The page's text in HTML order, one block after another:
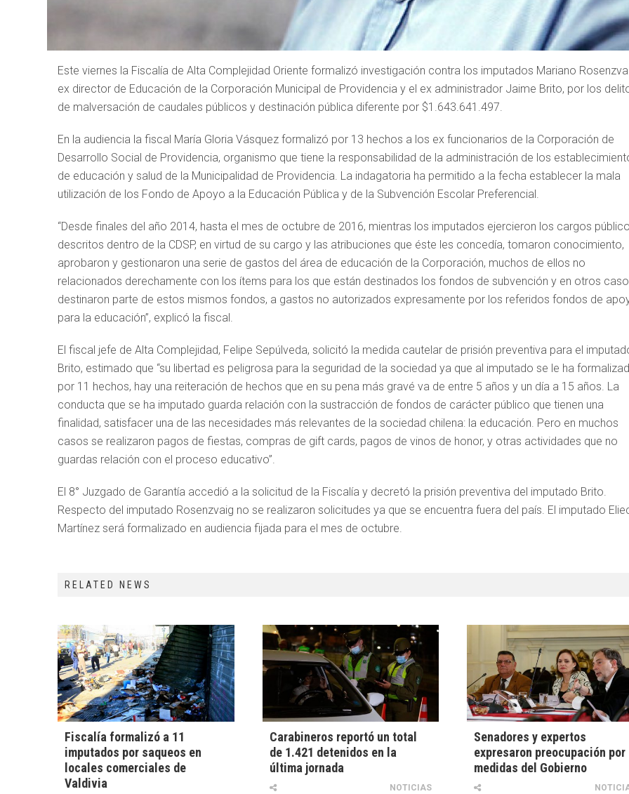
Este viernes la Fiscalía de Alta Complejidad Oriente formalizó investigación contra los imputados Mariano
ex director de Educación de la Corporación Municipal de Providencia y el ex administrador Jaime Brito, por los
de malversación de caudales públicos y destinación pública diferente por $1.643.641.497.
En la audiencia la fiscal María Gloria Vásquez formalizó por 13 hechos a los ex funcionarios de la Corporación de
Desarrollo Social de Providencia, organismo que tiene la responsabilidad de la administración de los
de educación y salud de la Municipalidad de Providencia. La indagatoria ha permitido a la fecha establecer la mala
utilización de los Fondo de Apoyo a la Educación Pública y de la Subvención Escolar Preferencial.
“Desde finales del año 2014, hasta el mes de octubre de 2016, mientras los imputados ejercieron los cargos
descritos dentro de la CDSP, en virtud de su cargo y las atribuciones que éste les concedía, tomaron conocimiento,
aprobaron y gestionaron una serie de gastos del área de educación de la Corporación, muchos de ellos no
relacionados derechamente con los ítems para los que están destinados los fondos de subvención y en otros
destinaron parte de estos mismos fondos, a gastos no autorizados expresamente por los referidos fondos de
para la educación”, explicó la fiscal.
El fiscal jefe de Alta Complejidad, Felipe Sepúlveda, solicitó la medida cautelar de prisión preventiva para el
Brito, estimado que “su libertad es peligrosa para la seguridad de la sociedad ya que al imputado se le ha
por 11 hechos, hay una reiteración de hechos que en su pena más gravé va de entre 5 años y un día a 15 años. La
conducta que se ha imputado guarda relación con la sustracción de fondos de carácter público que tienen una
finalidad, satisfacer una de las necesidades más relevantes de la sociedad chilena: la educación. Pero en muchos
casos se realizaron pagos de fiestas, compras de gift cards, pagos de vinos de honor, y otras actividades que no
guardas relación con el proceso educativo”.
El 8° Juzgado de Garantía accedió a la solicitud de la Fiscalía y decretó la prisión preventiva del imputado Brito.
Respecto del imputado Rosenzvaig no se realizaron solicitudes ya que se encuentra fuera del país. El imputado
Martínez será formalizado en audiencia fijada para el mes de octubre.
RELATED NEWS
Fiscalía formalizó a 11
imputados por saqueos en
locales comerciales de
Valdivia
Carabineros reportó un total
de 1.421 detenidos en la
última jornada
NOTICIAS
Senadores y expertos
expresaron preocupación por
medidas del Gobierno